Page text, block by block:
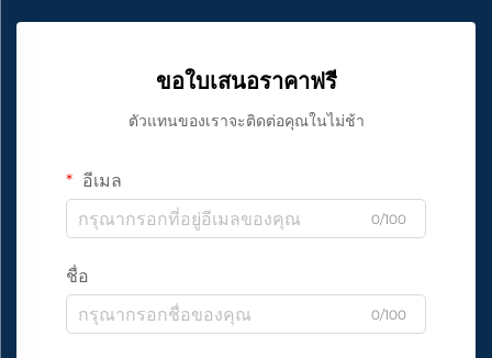
ขอใบเสนอราคาฟรี
ตัวแทนของเราจะติดต่อคุณในไม่ช้า
อีเมล
0/100
ชื่อ
0/100